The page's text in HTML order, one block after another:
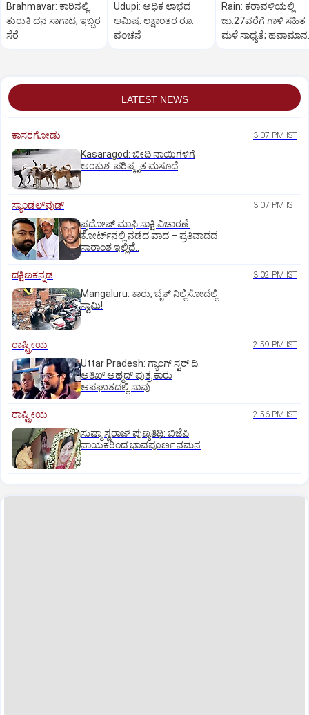
Brahmavar: ಕಾರಿನಲ್ಲಿ
ತುರುಕಿ ದನ ಸಾಗಾಟ; ಇಬ್ಬರ
ಸೆರೆ
Udupi: ಅಧಿಕ ಲಾಭದ
ಆಮಿಷ: ಲಕ್ಷಾಂತರ ರೂ.
ವಂಚನೆ
Rain: ಕರಾವಳಿಯಲ್ಲಿ
ಜು.27ವರೆಗೆ ಗಾಳಿ ಸಹಿತ
ಮಳೆ ಸಾಧ್ಯತೆ; ಹವಾಮಾನ
LATEST NEWS
ಕಾಸರಗೋಡು 3:07 PM IST
Kasaragod: ಬೀದಿ ನಾಯಿಗಳಿಗೆ
ಅಂಕುಶ: ಪರಿಷ್ಕೃತ ಮಸೂದೆ
ಸ್ಯಾಂಡಲ್‌ವುಡ್‌ 3:07 PM IST
ಪ್ರದೋಷ್ ಮಾಫಿ ಸಾಕ್ಷಿ ವಿಚಾರಣೆ:
ಕೋರ್ಟ್‌ನಲ್ಲಿ ನಡೆದ ವಾದ – ಪ್ರತಿವಾದದ
ಸಾರಾಂಶ ಇಲ್ಲಿದೆ..
ದಕ್ಷಿಣಕನ್ನಡ 3:02 PM IST
Mangaluru: ಕಾರು, ಬೈಕ್‌ ನಿಲ್ಲಿಸೋದೆಲ್ಲಿ
ಸ್ವಾಮಿ!
ರಾಷ್ಟ್ರೀಯ 2:59 PM IST
Uttar Pradesh: ಗ್ಯಾಂಗ್ ಸ್ಟರ್‌ ದಿ.
ಅತಿಖ್ ಅಹ್ಮದ್ ಪುತ್ರ ಕಾರು
ಅಪಘಾತದಲ್ಲಿ ಸಾವು
ರಾಷ್ಟ್ರೀಯ 2:56 PM IST
ಸುಷ್ಮಾ ಸ್ವರಾಜ್ ಪುಣ್ಯತಿಥಿ: ಬಿಜೆಪಿ
ನಾಯಕರಿಂದ ಭಾವಪೂರ್ಣ ನಮನ